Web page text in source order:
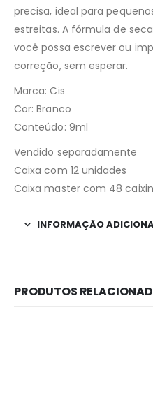
precisa, ideal para
estreitas. A fórmula de
você possa escrever ou
correção, sem esperar.
Marca: Cis
Cor: Branco
Conteúdo: 9ml
Vendido separadamente
Caixa com 12 unidades
Caixa master com 48
INFORMAÇÃO
PRODUTOS